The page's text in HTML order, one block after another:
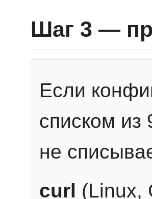
Шаг 3 —
Если
списком из
не
curl (Linux,